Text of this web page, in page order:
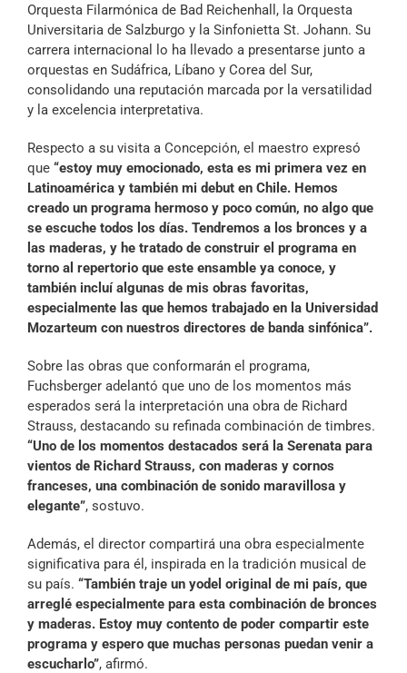
Orquesta Filarmónica de Bad Reichenhall, la Orquesta
Universitaria de Salzburgo y la Sinfonietta St. Johann. Su
carrera internacional lo ha llevado a presentarse junto a
orquestas en Sudáfrica, Líbano y Corea del Sur,
consolidando una reputación marcada por la versatilidad
y la excelencia interpretativa.
Respecto a su visita a Concepción, el maestro expresó
que “estoy muy emocionado, esta es mi primera vez en
Latinoamérica y también mi debut en Chile. Hemos
creado un programa hermoso y poco común, no algo que
se escuche todos los días. Tendremos a los bronces y a
las maderas, y he tratado de construir el programa en
torno al repertorio que este ensamble ya conoce, y
también incluí algunas de mis obras favoritas,
especialmente las que hemos trabajado en la Universidad
Mozarteum con nuestros directores de banda sinfónica”.
Sobre las obras que conformarán el programa,
Fuchsberger adelantó que uno de los momentos más
esperados será la interpretación una obra de Richard
Strauss, destacando su refinada combinación de timbres.
“Uno de los momentos destacados será la Serenata para
vientos de Richard Strauss, con maderas y cornos
franceses, una combinación de sonido maravillosa y
elegante”, sostuvo.
Además, el director compartirá una obra especialmente
significativa para él, inspirada en la tradición musical de
su país. “También traje un yodel original de mi país, que
arreglé especialmente para esta combinación de bronces
y maderas. Estoy muy contento de poder compartir este
programa y espero que muchas personas puedan venir a
escucharlo”, afirmó.